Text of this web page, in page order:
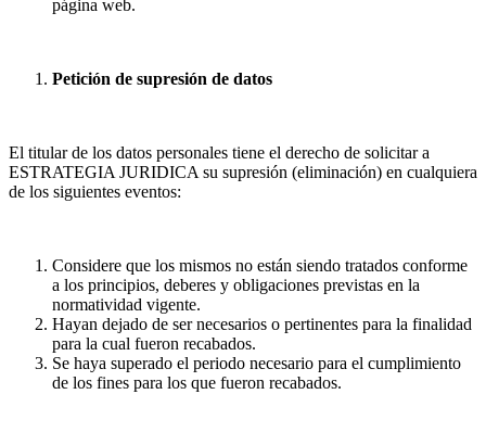
página web.
Petición de supresión de datos
El titular de los datos personales tiene el derecho de solicitar a
ESTRATEGIA JURIDICA su supresión (eliminación) en cualquiera
de los siguientes eventos:
Considere que los mismos no están siendo tratados conforme
a los principios, deberes y obligaciones previstas en la
normatividad vigente.
Hayan dejado de ser necesarios o pertinentes para la finalidad
para la cual fueron recabados.
Se haya superado el periodo necesario para el cumplimiento
de los fines para los que fueron recabados.